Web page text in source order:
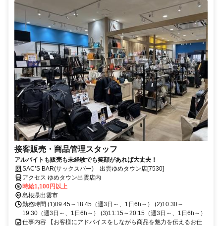
接客販売・商品管理スタッフ
アルバイトも販売も未経験でも笑顔があれば大丈夫！
SAC’S BAR(サックスバー) 出雲ゆめタウン店[7530]
アクセス ゆめタウン出雲店内
時給1,100円以上
島根県出雲市
勤務時間 (1)09:45～18:45（週3日～、1日6h～） (2)10:30～
19:30（週3日～、1日6h～） (3)11:15～20:15（週3日～、1日6h～）
仕事内容 【お客様にアドバイスをしながら商品を魅力を伝えるお仕